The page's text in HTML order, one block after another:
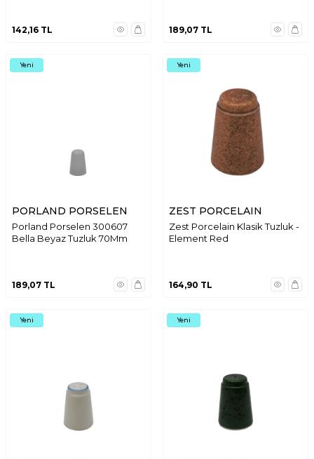
142,16 TL 189,07 TL
Yeni
PORLAND PORSELEN
Porland Porselen 300607
Bella Beyaz Tuzluk 70Mm
189,07 TL
Yeni
ZEST PORCELAIN
Zest Porcelain Klasik Tuzluk -
Element Red
164,90 TL
Yeni Yeni